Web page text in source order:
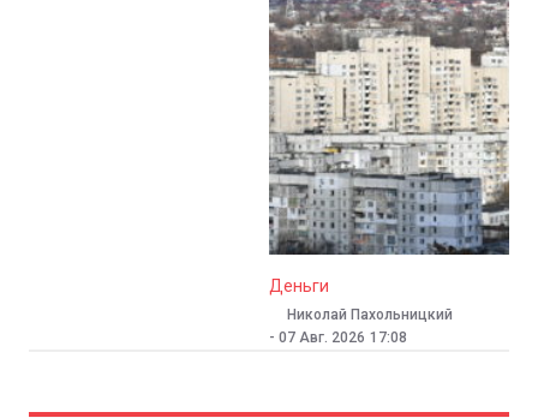
Деньги
Николай Пахольницкий
- 07 Авг. 2026 17:08